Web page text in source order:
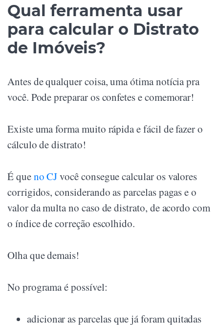
Qual ferramenta usar
para calcular o Distrato
de Imóveis?
Antes de qualquer coisa, uma ótima notícia pra
você. Pode preparar os confetes e comemorar!
Existe uma forma muito rápida e fácil de fazer o
cálculo de distrato!
É queno CJvocê consegue calcular os valores
corrigidos, considerando as parcelas pagas e o
valor da multa no caso de distrato, de acordo com
o índice de correção escolhido.
Olha que demais!
No programa é possível:
adicionar as parcelas que já foram quitadas